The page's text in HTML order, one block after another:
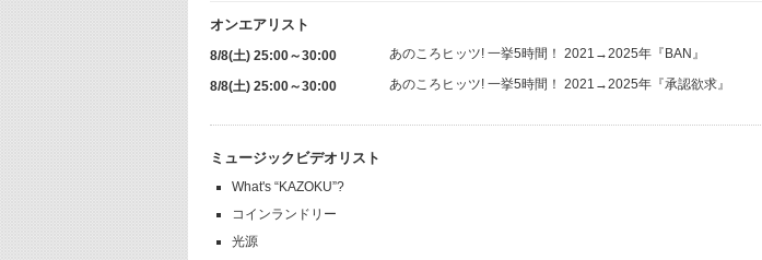
オンエアリスト
8/8(土) 25:00～30:00 あのころヒッツ! 一挙5時間！ 2021→2025年 『BAN』
8/8(土) 25:00～30:00 あのころヒッツ! 一挙5時間！ 2021→2025年 『承認欲求』
ミュージックビデオリスト
What's “KAZOKU”?
コインランドリー
光源